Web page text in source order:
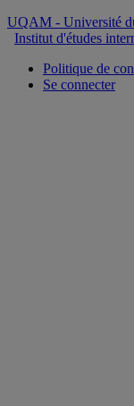
UQAM - Université
Institut d'études
Politique de
Se connecter